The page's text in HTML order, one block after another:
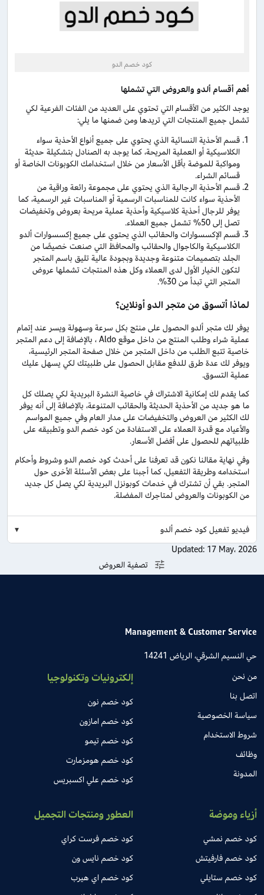
كود خصم الدو
أهم أقسام ألدو والعروض التي تشملها
يوجد الكثير من الأقسام التي تحتوي على العديد من الفئات الفرعية لكي
تشمل جميع المنتجات التي تريدها ومن ضمنها ما يلي:
قسم الأحذية النسائية الذي يحتوي على جميع أنواع الأحذية سواء
الكلاسيكية أو العملية المريحة، كما يوجد به الصنادل بتشكيلة حديثة
ومواكبة للموضة بأقل الأسعار من خلال استخدامك الكوبونات الخاصة أو
قسائم الشراء.
قسم الأحذية الرجالية الذي يحتوي على مجموعة رائعة وراقية من
الأحذية سواء كانت للمناسبات الرسمية أو المناسبات غير الرسمية، كما
يوفر للرجال أحذية كلاسيكية وأحذية عملية مريحة بعروض وتخفيضات
تصل إلى 50% تشمل جميع العملاء.
قسم الإكسسوارات والحقائب الذي يحتوي على جميع إكسسوارات ألدو
الكلاسيكية والكاجوال والحقائب والمحافظ التي صنعت خصيصًا من
الجلد بتصميمات متنوعة وجديدة وبجودة عالية تليق باسم المتجر
لتكون الخيار الأول لدى العملاء وكل هذه المنتجات تشملها عروض
المتجر التي تبدأ من 30%.
لماذا أتسوق من متجر الدو أونلاين؟
يوفر لك متجر ألدو الحصول على منتج بكل سرعة وسهولة ويسر عند إتمام
عملية شراء وطلب المنتج من داخل موقع Aldo ، بالإضافة إلى دعم المتجر
خاصية تتبع الطلب من داخل المتجر من خلال صفحة المتجر الرئيسية،
ويوفر لك عدة طرق للدفع مقابل الحصول على طلبيتك لكي يسهل عليك
عملية التسوق.
كما يقدم لك إمكانية الاشتراك في خاصية النشرة البريدية لكي يصلك كل
ما هو جديد من الأحذية الحديثة والحقائب المتنوعة، بالإضافة إلى أنه يوفر
لك الكثير من العروض والتخفيضات على مدار العام وفي جميع المواسم
والأعياد مع قدرة العملاء على الاستفادة من كود خصم الدو وتطبيقه على
طلبياتهم للحصول على أفضل الأسعار.
وفي نهاية مقالنا نكون قد تعرفنا على أحدث كود خصم الدو وشروط وأحكام
استخدامه وطريقة التفعيل، كما أجبنا على بعض الأسئلة الأخرى حول
المتجر. بقي أن تشترك في خدمات كوبونزل البريدية لكي يصل كل جديد
من الكوبونات والعروض لمتاجرك المفضلة.
فيديو تفعيل كود خصم ألدو
Updated: 17 May، 2026
تصفية العروض
Management & Customer Service
حي النسيم الشرقي، الرياض 14241
من نحن
اتصل بنا
سياسة الخصوصية
شروط الاستخدام
وظائف
المدونة
إلكترونيات وتكنولوجيا
كود خصم نون
كود خصم امازون
كود خصم تيمو
كود خصم هومزمارت
كود خصم علي اكسبريس
أزياء وموضة
كود خصم نمشي
كود خصم فارفيتش
كود خصم ستايلي
العطور ومنتجات التجميل
كود خصم فرست كراي
كود خصم نايس ون
كود خصم اي هيرب